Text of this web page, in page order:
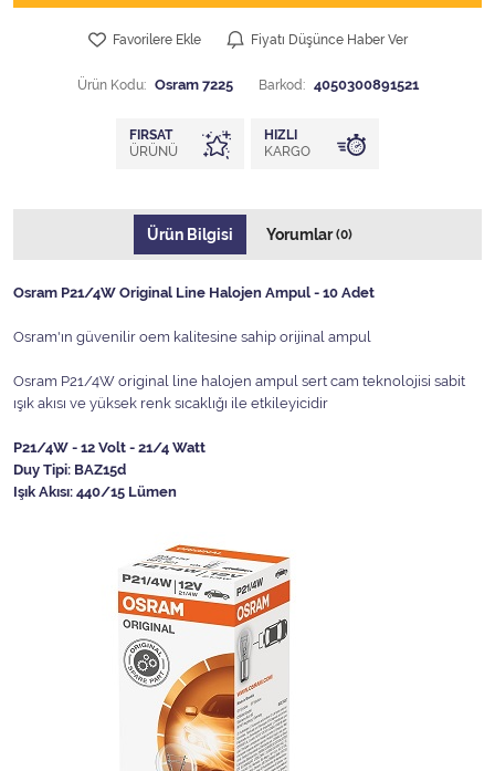
Favorilere Ekle Fiyatı Düşünce Haber Ver
Ürün Kodu: Osram 7225 Barkod: 4050300891521
FIRSAT
ÜRÜNÜ
HIZLI
KARGO
Ürün Bilgisi Yorumlar(0)
Osram P21/4W Original Line Halojen Ampul - 10 Adet
Osram'ın güvenilir oem kalitesine sahip orijinal ampul
Osram P21/4W original line halojen ampul sert cam teknolojisi sabit
ışık akısı ve yüksek renk sıcaklığı ile etkileyicidir
P21/4W - 12 Volt - 21/4 Watt
Duy Tipi: BAZ15d
Işık Akısı: 440/15 Lümen